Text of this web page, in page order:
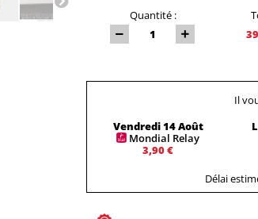
Quantité :
Il
Vendredi 14 Août
Mondial Relay
3,90 €
Délai